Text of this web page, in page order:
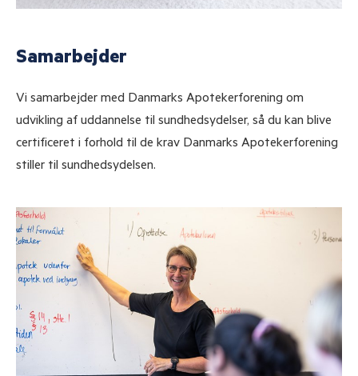
Samarbejder
Vi samarbejder med Danmarks Apotekerforening om
udvikling af uddannelse til sundhedsydelser, så du kan blive
certificeret i forhold til de krav Danmarks Apotekerforening
stiller til sundhedsydelsen.